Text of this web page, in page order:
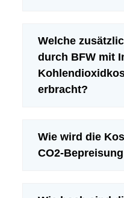
Welche
durch BFW mit
erbracht?
Wie wird die
CO2-